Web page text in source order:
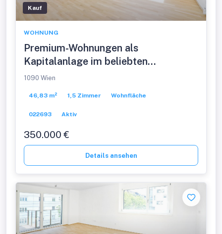
Kauf
WOHNUNG
Premium-Wohnungen als
Kapitalanlage im beliebten
Alsergrund
1090 Wien
46,83 m² 1,5 Zimmer Wohnfläche
022693 Aktiv
350.000 €
Details ansehen